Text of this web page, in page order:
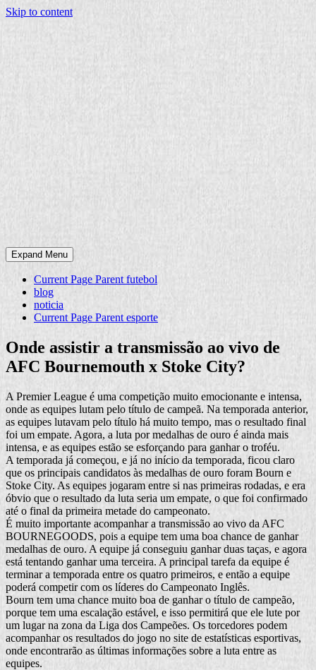
Skip to content
Expand Menu
Current Page Parent futebol
blog
noticia
Current Page Parent esporte
Onde assistir a transmissão ao vivo de
AFC Bournemouth x Stoke City?
A Premier League é uma competição muito emocionante e intensa,
onde as equipes lutam pelo título de campeã. Na temporada anterior,
as equipes lutavam pelo título há muito tempo, mas o resultado final
foi um empate. Agora, a luta por medalhas de ouro é ainda mais
intensa, e as equipes estão se esforçando para ganhar o troféu.
A temporada já começou, e já no início da temporada, ficou claro
que os principais candidatos às medalhas de ouro foram Bourn e
Stoke City. As equipes jogaram entre si nas primeiras rodadas, e era
óbvio que o resultado da luta seria um empate, o que foi confirmado
até o final da primeira metade do campeonato.
É muito importante acompanhar a transmissão ao vivo da AFC
BOURNEGOODS, pois a equipe tem uma boa chance de ganhar
medalhas de ouro. A equipe já conseguiu ganhar duas taças, e agora
está tentando ganhar uma terceira. A principal tarefa da equipe é
terminar a temporada entre os quatro primeiros, e então a equipe
poderá competir com os líderes do Campeonato Inglês.
Bourn tem uma chance muito boa de ganhar o título de campeão,
porque tem uma escalação estável, e isso permitirá que ele lute por
um lugar na zona da Liga dos Campeões. Os torcedores podem
acompanhar os resultados do jogo no site de estatísticas esportivas,
onde encontrarão as últimas informações sobre a luta entre as
equipes.